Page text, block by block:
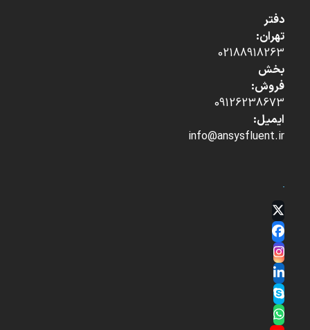
دفتر
تهران:
02188918263
بخش
فروش:
09126238673
ایمیل:
info@ansysfluent.ir
Twitter
(deprecated)
Facebook
Instagram
LinkedIn
Skype
Whatsapp